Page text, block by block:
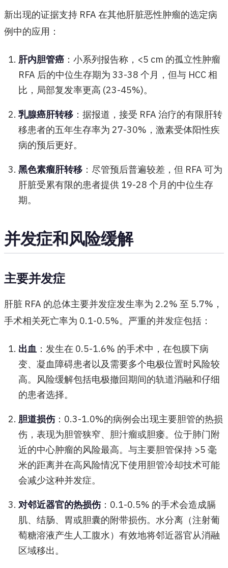
新出现的证据支持 RFA 在其他肝脏恶性肿瘤的选定病
例中的应用：
肝内胆管癌 ：小系列报告称，<5 cm 的孤立性肿瘤
RFA 后的中位生存期为 33-38 个月，但与 HCC 相
比，局部复发率更高 (23-45%)。
乳腺癌肝转移 ：据报道，接受 RFA 治疗的有限肝转
移患者的五年生存率为 27-30%，激素受体阳性疾
病的预后更好。
黑色素瘤肝转移 ：尽管预后普遍较差，但 RFA 可为
肝脏受累有限的患者提供 19-28 个月的中位生存
期。
并发症和风险缓解
主要并发症
肝脏 RFA 的总体主要并发症发生率为 2.2% 至 5.7%，
手术相关死亡率为 0.1-0.5%。严重的并发症包括：
出血 ：发生在 0.5-1.6% 的手术中，在包膜下病
变、凝血障碍患者以及需要多个电极位置时风险较
高。风险缓解包括电极撤回期间的轨道消融和仔细
的患者选择。
胆道损伤：0.3-1.0%的病例会出现主要胆管的热损
伤，表现为胆管狭窄、胆汁瘤或胆瘘。位于肺门附
近的中心肿瘤的风险最高。与主要胆管保持 >5 毫
米的距离并在高风险情况下使用胆管冷却技术可能
会减少这种并发症。
对邻近器官的热损伤：0.1-0.5% 的手术会造成膈
肌、结肠、胃或胆囊的附带损伤。水分离（注射葡
萄糖溶液产生人工腹水）有效地将邻近器官从消融
区域移出。